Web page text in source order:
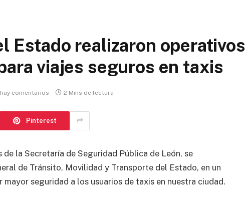
Estado realizaron operativos
viajes seguros en taxis
comentarios 2 Mins de lectura
Pinterest
de la Secretaría de Seguridad Pública de León, se
de Tránsito, Movilidad y Transporte del Estado, en un
seguridad a los usuarios de taxis en nuestra ciudad.